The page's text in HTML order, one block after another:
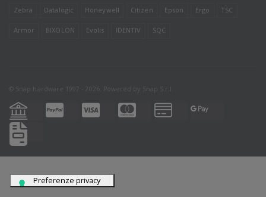
Zebra Datalogic Honeywell Citizen Epson Ergo TSC
Armor BIXOLON Evolis IDENTIV SQC
© Snap hardware 1997 - 2026. Powered by Snap S.r.l.